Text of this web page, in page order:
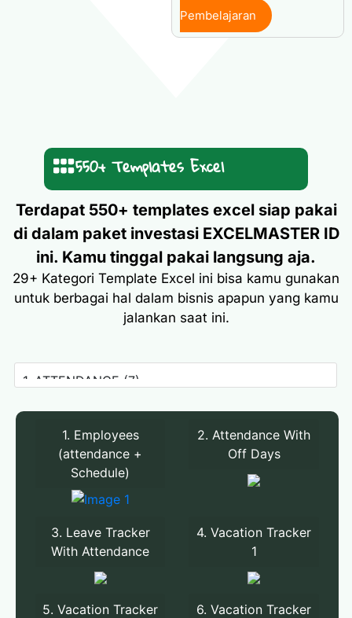
Pembelajaran
550+ Templates Excel
Terdapat 550+ templates excel siap pakai
di dalam paket investasi EXCELMASTER ID
ini. Kamu tinggal pakai langsung aja.
29+ Kategori Template Excel ini bisa kamu gunakan
untuk berbagai hal dalam bisnis apapun yang kamu
jalankan saat ini.
1. Employees
(attendance +
Schedule)
2. Attendance With
Off Days
3. Leave Tracker
With Attendance
4. Vacation Tracker
1
5. Vacation Tracker
6. Vacation Tracker